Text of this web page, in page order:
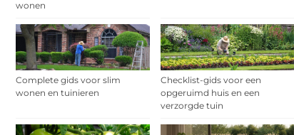
wonen
Complete gids voor slim
wonen en tuinieren
Checklist-gids voor een
opgeruimd huis en een
verzorgde tuin